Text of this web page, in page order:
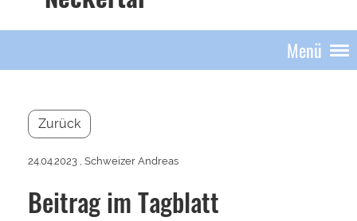
Menü
Zurück
24.04.2023 , Schweizer Andreas
Beitrag im Tagblatt